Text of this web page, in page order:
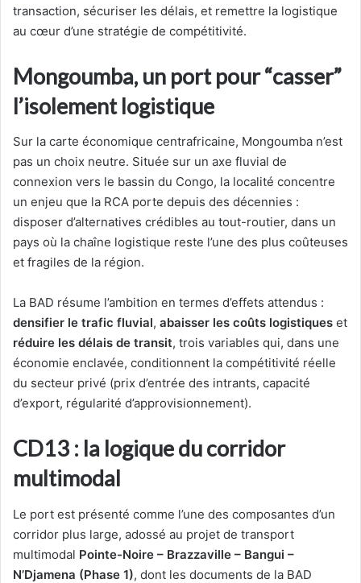
transaction, sécuriser les délais, et remettre la logistique
au cœur d’une stratégie de compétitivité.
Mongoumba, un port pour “casser”
l’isolement logistique
Sur la carte économique centrafricaine, Mongoumba n’est
pas un choix neutre. Située sur un axe fluvial de
connexion vers le bassin du Congo, la localité concentre
un enjeu que la RCA porte depuis des décennies :
disposer d’alternatives crédibles au tout-routier, dans un
pays où la chaîne logistique reste l’une des plus coûteuses
et fragiles de la région.
La BAD résume l’ambition en termes d’effets attendus :
densifier le trafic fluvial, abaisser les coûts logistiques et
réduire les délais de transit, trois variables qui, dans une
économie enclavée, conditionnent la compétitivité réelle
du secteur privé (prix d’entrée des intrants, capacité
d’export, régularité d’approvisionnement).
CD13 : la logique du corridor
multimodal
Le port est présenté comme l’une des composantes d’un
corridor plus large, adossé au projet de transport
multimodal Pointe-Noire – Brazzaville – Bangui –
N’Djamena (Phase 1), dont les documents de la BAD